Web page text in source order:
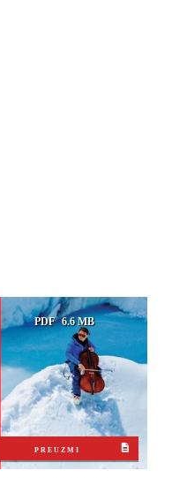
PDF 6.6 MB
PREUZMI